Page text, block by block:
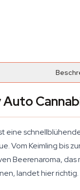
Auto
eine
Vom Keimling bis
Beerenaroma,
landet hier richtig.